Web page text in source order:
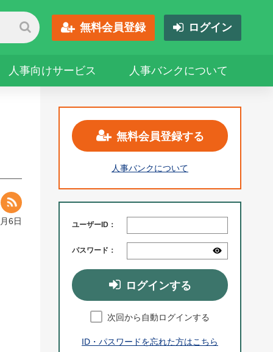
無料会員登録 ログイン
人事向けサービス 人事バンクについて
6日
無料会員登録する
人事バンクについて
ユーザーID：
パスワード：
ログインする
次回から自動ログインする
ID・パスワードを忘れた方はこちら